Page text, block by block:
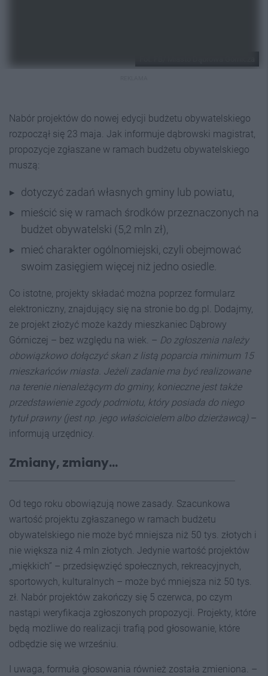
Nabór projektów do nowej edycji budżetu obywatelskiego
rozpoczął się 23 maja. Jak informuje dąbrowski magistrat,
propozycje zgłaszane w ramach budżetu obywatelskiego
muszą:
dotyczyć zadań własnych gminy lub powiatu,
mieścić się w ramach środków przeznaczonych na
budżet obywatelski (5,2 mln zł),
mieć charakter ogólnomiejski, czyli obejmować
swoim zasięgiem więcej niż jedno osiedle.
Co istotne, projekty składać można poprzez formularz
elektroniczny, znajdujący się na stronie bo.dg.pl. Dodajmy,
że projekt złożyć może każdy mieszkaniec Dąbrowy
Górniczej – bez względu na wiek. – Do zgłoszenia należy
obowiązkowo dołączyć skan z listą poparcia minimum 15
mieszkańców miasta. Jeżeli zadanie ma być realizowane
na terenie nienależącym do gminy, konieczne jest także
przedstawienie zgody podmiotu, który posiada do niego
tytuł prawny (jest np. jego właścicielem albo dzierżawcą)–
informują urzędnicy.
Zmiany, zmiany…
Od tego roku obowiązują nowe zasady. Szacunkowa
wartość projektu zgłaszanego w ramach budżetu
obywatelskiego nie może być mniejsza niż 50 tys. złotych i
nie większa niż 4 mln złotych. Jedynie wartość projektów
„miękkich” – przedsięwzięć społecznych, rekreacyjnych,
sportowych, kulturalnych – może być mniejsza niż 50 tys.
zł. Nabór projektów zakończy się 5 czerwca, po czym
nastąpi weryfikacja zgłoszonych propozycji. Projekty, które
będą możliwe do realizacji trafią pod głosowanie, które
odbędzie się we wrześniu.
I uwaga, formuła głosowania również została zmieniona. –